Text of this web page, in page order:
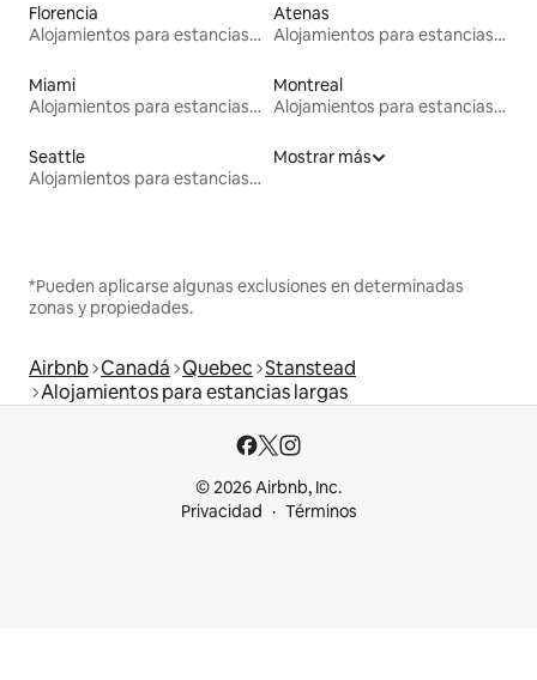
Florencia
Alojamientos para estancias largas
Atenas
Alojamientos para estancias largas
Miami
Alojamientos para estancias largas
Montreal
Alojamientos para estancias largas
Seattle
Alojamientos para estancias largas
Mostrar más
*Pueden aplicarse algunas exclusiones en determinadas
zonas y propiedades.
Airbnb Canadá Quebec Stanstead
Alojamientos para estancias largas
© 2026 Airbnb, Inc.
Privacidad
Términos